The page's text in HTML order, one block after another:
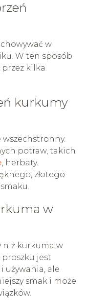
w
W ten sposób
przez kilka
kurkumy
potraw, takich
, herbaty.
złotego
w
niż kurkuma w
proszku jest
używania, ale
smak i może